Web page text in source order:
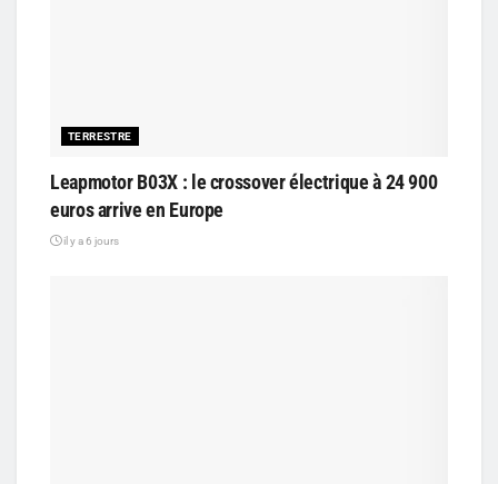
TERRESTRE
Leapmotor B03X : le crossover électrique à 24 900
euros arrive en Europe
il y a 6 jours